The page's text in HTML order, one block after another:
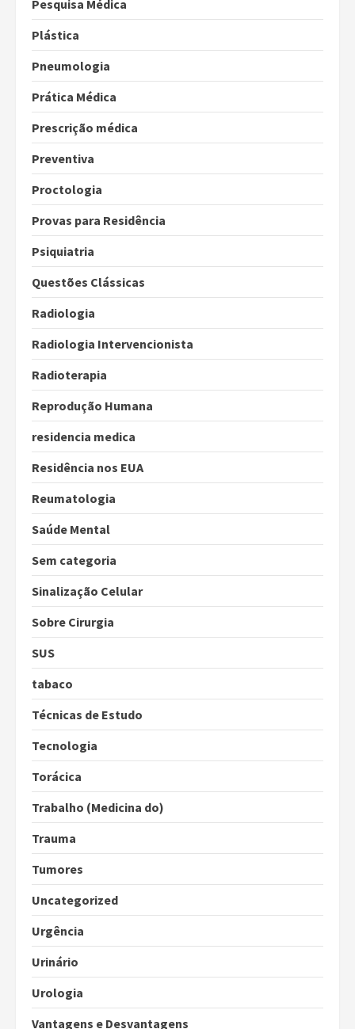
Pesquisa Médica
Plástica
Pneumologia
Prática Médica
Prescrição médica
Preventiva
Proctologia
Provas para Residência
Psiquiatria
Questões Clássicas
Radiologia
Radiologia Intervencionista
Radioterapia
Reprodução Humana
residencia medica
Residência nos EUA
Reumatologia
Saúde Mental
Sem categoria
Sinalização Celular
Sobre Cirurgia
SUS
tabaco
Técnicas de Estudo
Tecnologia
Torácica
Trabalho (Medicina do)
Trauma
Tumores
Uncategorized
Urgência
Urinário
Urologia
Vantagens e Desvantagens